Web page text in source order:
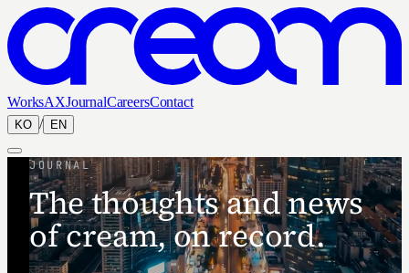
WorksAXJournalCareersContact
KO / EN
JOURNAL
The thoughts and news
of cream, on record.